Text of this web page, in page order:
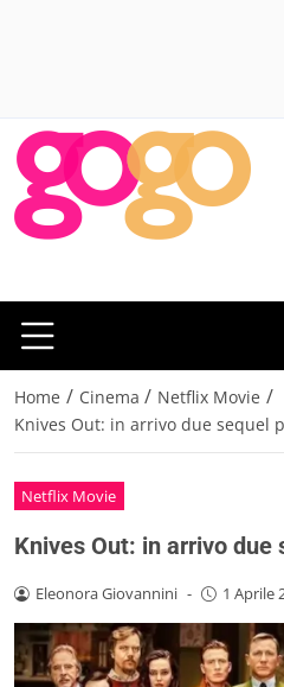
Home / Cinema / Netflix Movie /
Knives Out: in arrivo due sequel
Netflix Movie
Knives Out: in arrivo due
Eleonora Giovannini - 1 Aprile